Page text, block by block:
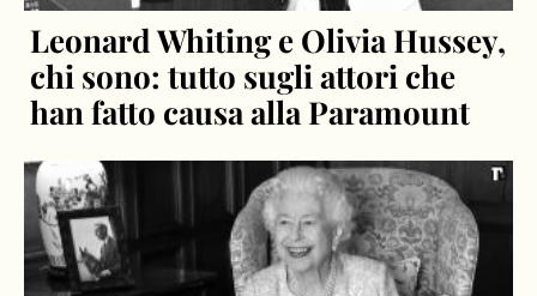
Leonard Whiting e Olivia Hussey,
chi sono: tutto sugli attori che
han fatto causa alla Paramount